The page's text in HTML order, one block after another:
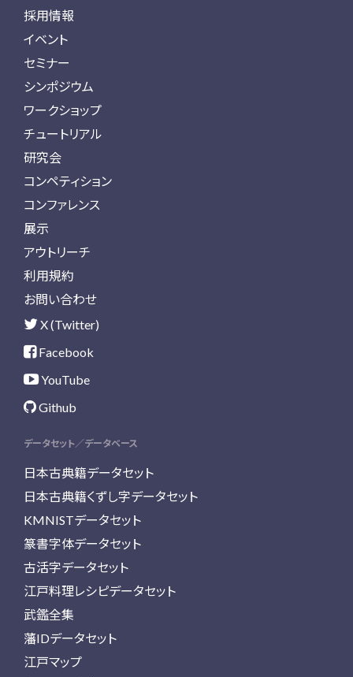
採用情報
イベント
セミナー
シンポジウム
ワークショップ
チュートリアル
研究会
コンペティション
コンファレンス
展示
アウトリーチ
利用規約
お問い合わせ
X (Twitter)
Facebook
YouTube
Github
データセット／データベース
日本古典籍データセット
日本古典籍くずし字データセット
KMNISTデータセット
篆書字体データセット
古活字データセット
江戸料理レシピデータセット
武鑑全集
藩IDデータセット
江戸マップ